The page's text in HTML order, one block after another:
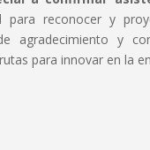
para reconocer y
agradecimiento y
para innovar en la